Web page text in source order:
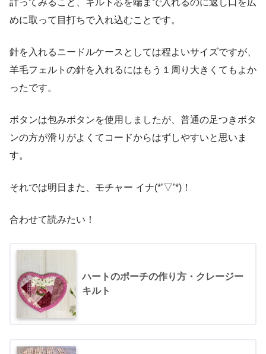
計ってみること、キルト芯を端まで入れるのに返し口を広
めに取って目打ちで入れ込むことです。
針を入れるニードルケースとしては程よいサイズですが、
羊毛フェルトの針を入れるにはもう１周り大きくてもよか
ったです。
ボタンは包みボタンを使用しましたが、普通の足つきボタ
ンの方が滑りがよくてコードからはずしやすいと思いま
す。
それでは明日また、モチャー イナ(*’▽’*)！
合わせて読みたい！
ハートのポーチの作り方・クレージー
キルト